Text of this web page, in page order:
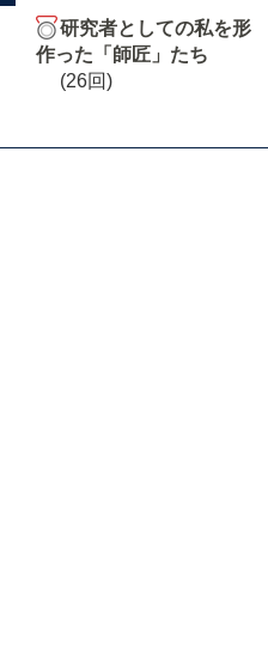
研究者としての私を形
作った「師匠」たち
(26回)